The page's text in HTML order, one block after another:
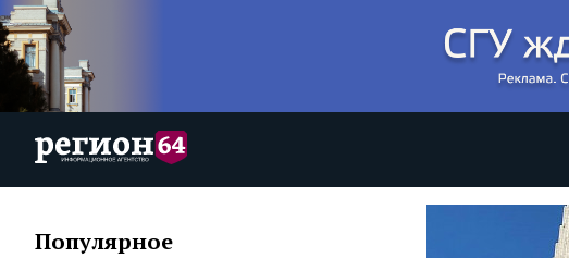
Популярное